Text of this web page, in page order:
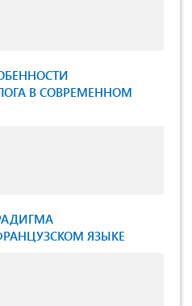
В СОВРЕМЕННОМ
ЯЗЫКЕ